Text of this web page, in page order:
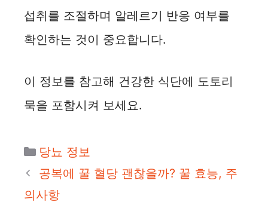
섭취를 조절하며 알레르기 반응 여부를
확인하는 것이 중요합니다.
이 정보를 참고해 건강한 식단에 도토리
묵을 포함시켜 보세요.
카
테
리
당뇨 정보
공복에 꿀 혈당 괜찮을까? 꿀 효능, 주
의사항